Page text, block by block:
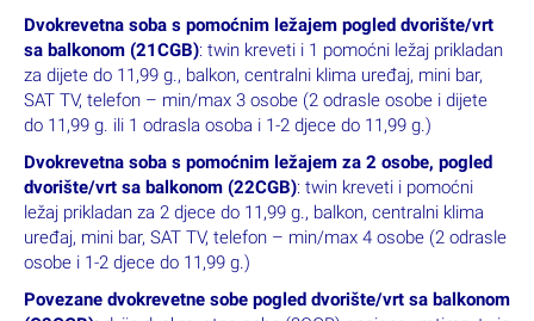
Dvokrevetna soba s pomoćnim ležajem pogled dvorište/vrt
sa balkonom (21CGB): twin kreveti i 1 pomoćni ležaj prikladan
za dijete do 11,99 g., balkon, centralni klima uređaj, mini bar,
SAT TV, telefon – min/max 3 osobe (2 odrasle osobe i dijete
do 11,99 g. ili 1 odrasla osoba i 1-2 djece do 11,99 g.)
Dvokrevetna soba s pomoćnim ležajem za 2 osobe, pogled
dvorište/vrt sa balkonom (22CGB): twin kreveti i pomoćni
ležaj prikladan za 2 djece do 11,99 g., balkon, centralni klima
uređaj, mini bar, SAT TV, telefon – min/max 4 osobe (2 odrasle
osobe i 1-2 djece do 11,99 g.)
Povezane dvokrevetne sobe pogled dvorište/vrt sa balkonom